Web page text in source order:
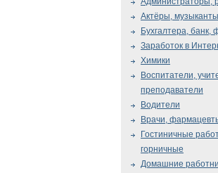
Актёры, музыканты
Бухгалтера, банк,
Заработок в
Химики
Воспитатели,
преподаватели
Водители
Врачи,
Гостиничные
горничные
Домашние